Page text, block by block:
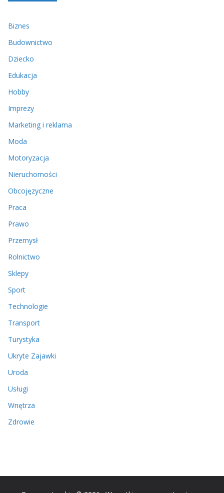
Biznes
Budownictwo
Dziecko
Edukacja
Hobby
Imprezy
Marketing i reklama
Moda
Motoryzacja
Nieruchomości
Obcojęzyczne
Praca
Prawo
Przemysł
Rolnictwo
Sklepy
Sport
Technologie
Transport
Turystyka
Ukryte Zajawki
Uroda
Usługi
Wnętrza
Zdrowie